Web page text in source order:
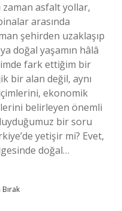
asfalt yollar,
arasında
şehirden uzaklaşıp
doğal yaşamın hâlâ
fark ettiğim bir
bir alan değil, aynı
ekonomik
belirleyen önemli
bir soru
yetişir mi? Evet,
doğal…